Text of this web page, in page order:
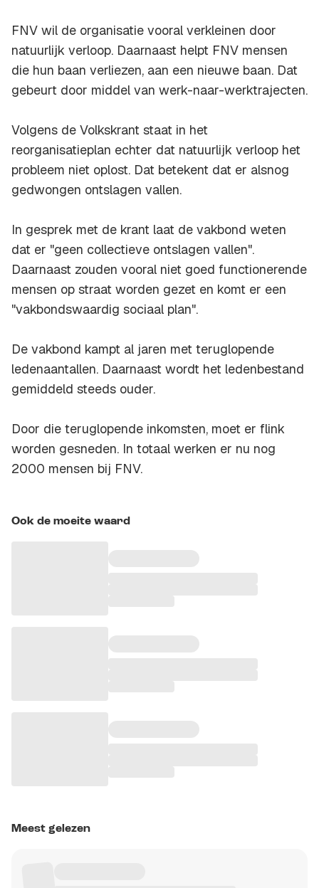
FNV wil de organisatie vooral verkleinen door
natuurlijk verloop. Daarnaast helpt FNV mensen
die hun baan verliezen, aan een nieuwe baan. Dat
gebeurt door middel van werk-naar-werktrajecten.
Volgens de Volkskrant staat in het
reorganisatieplan echter dat natuurlijk verloop het
probleem niet oplost. Dat betekent dat er alsnog
gedwongen ontslagen vallen.
In gesprek met de krant laat de vakbond weten
dat er "geen collectieve ontslagen vallen".
Daarnaast zouden vooral niet goed functionerende
mensen op straat worden gezet en komt er een
"vakbondswaardig sociaal plan".
De vakbond kampt al jaren met teruglopende
ledenaantallen. Daarnaast wordt het ledenbestand
gemiddeld steeds ouder.
Door die teruglopende inkomsten, moet er flink
worden gesneden. In totaal werken er nu nog
2000 mensen bij FNV.
Ook de moeite waard
Meest gelezen